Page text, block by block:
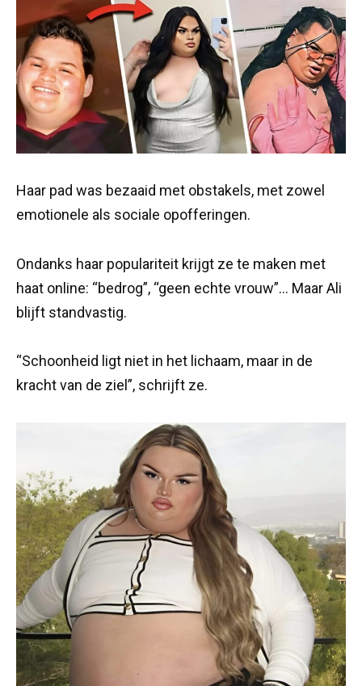
Haar pad was bezaaid met obstakels, met zowel
emotionele als sociale opofferingen.
Ondanks haar populariteit krijgt ze te maken met
haat online: “bedrog”, “geen echte vrouw”… Maar Ali
blijft standvastig.
“Schoonheid ligt niet in het lichaam, maar in de
kracht van de ziel”, schrijft ze.